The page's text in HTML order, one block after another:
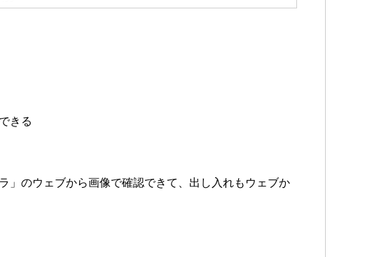
きる
」のウェブから画像で確認できて、出し入れもウェブか